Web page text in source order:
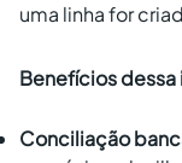
uma linha for
Benefícios
Conciliação